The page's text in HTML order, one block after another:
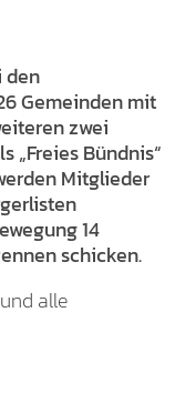
den
Gemeinden mit
zwei
„Freies Bündnis“
Mitglieder
14
schicken.
alle